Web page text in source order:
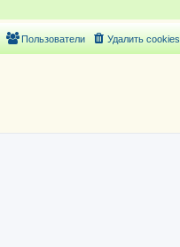
Удалить cookies
Пользователи